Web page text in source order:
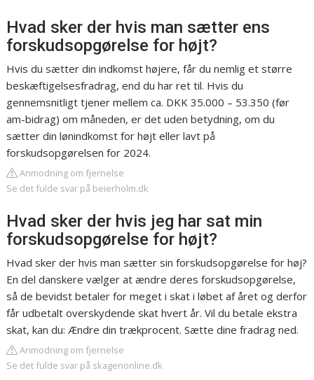
Hvad sker der hvis man sætter ens
forskudsopgørelse for højt?
Hvis du sætter din indkomst højere, får du nemlig et større
beskæftigelsesfradrag, end du har ret til. Hvis du
gennemsnitligt tjener mellem ca. DKK 35.000 – 53.350 (før
am-bidrag) om måneden, er det uden betydning, om du
sætter din lønindkomst for højt eller lavt på
forskudsopgørelsen for 2024.
Anmodning om fjernelse
Se det fulde svar på beierholm.dk
Hvad sker der hvis jeg har sat min
forskudsopgørelse for højt?
Hvad sker der hvis man sætter sin forskudsopgørelse for høj?
En del danskere vælger at ændre deres forskudsopgørelse,
så de bevidst betaler for meget i skat i løbet af året og derfor
får udbetalt overskydende skat hvert år. Vil du betale ekstra
skat, kan du: Ændre din trækprocent. Sætte dine fradrag ned.
Anmodning om fjernelse
Se det fulde svar på skagenonline.dk